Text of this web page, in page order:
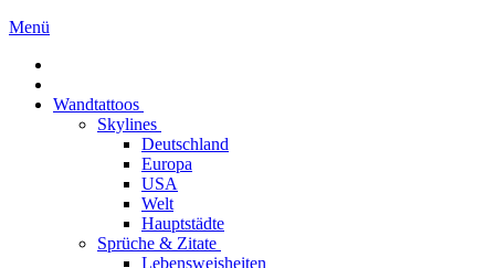
Menü
Wandtattoos
Skylines
Deutschland
Europa
USA
Welt
Hauptstädte
Sprüche & Zitate
Lebensweisheiten